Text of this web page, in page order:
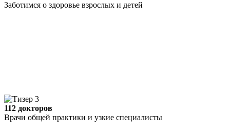
Заботимся о здоровье взрослых и детей
112 докторов
Врачи общей практики и узкие специалисты